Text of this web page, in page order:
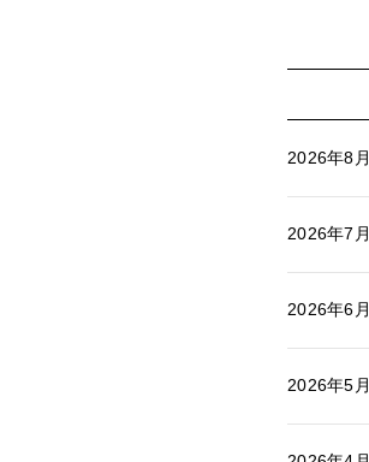
2026年8月
2026年7月
2026年6月
2026年5月